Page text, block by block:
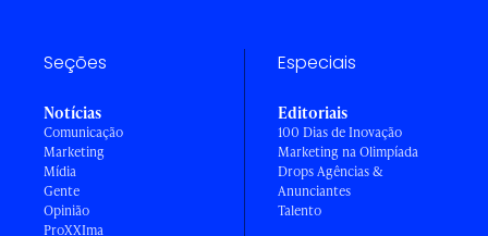
Seções
Notícias
Comunicação
Marketing
Mídia
Gente
Opinião
ProXXIma
Especiais
Editoriais
100 Dias de Inovação
Marketing na Olimpíada
Drops Agências &
Anunciantes
Talento